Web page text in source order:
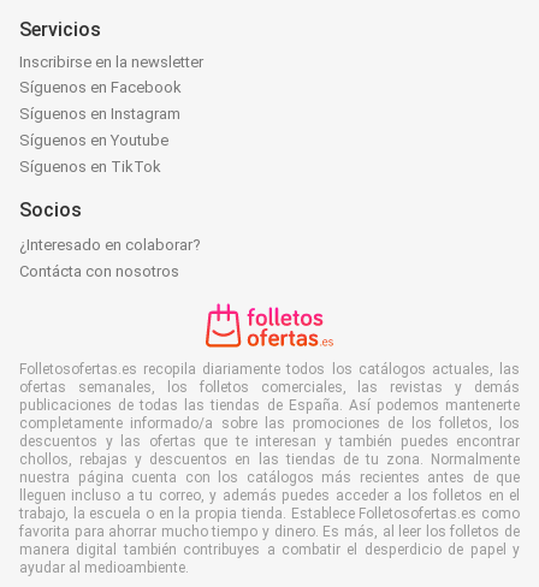
Servicios
Inscribirse en la newsletter
Síguenos en Facebook
Síguenos en Instagram
Síguenos en Youtube
Síguenos en TikTok
Socios
¿Interesado en colaborar?
Contácta con nosotros
Folletosofertas.es recopila diariamente todos los catálogos actuales, las
ofertas semanales, los folletos comerciales, las revistas y demás
publicaciones de todas las tiendas de España. Así podemos mantenerte
completamente informado/a sobre las promociones de los folletos, los
descuentos y las ofertas que te interesan y también puedes encontrar
chollos, rebajas y descuentos en las tiendas de tu zona. Normalmente
nuestra página cuenta con los catálogos más recientes antes de que
lleguen incluso a tu correo, y además puedes acceder a los folletos en el
trabajo, la escuela o en la propia tienda. Establece Folletosofertas.es como
favorita para ahorrar mucho tiempo y dinero. Es más, al leer los folletos de
manera digital también contribuyes a combatir el desperdicio de papel y
ayudar al medioambiente.